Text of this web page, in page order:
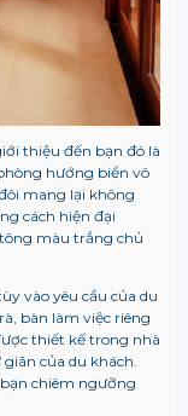
thiệu đến bạn đó là
hướng biển vô
mang lại không
cách hiện đại
màu trắng chủ
vào yêu cầu của du
bàn làm việc riêng
thiết kế trong nhà
của du khách.
chiêm ngưỡng